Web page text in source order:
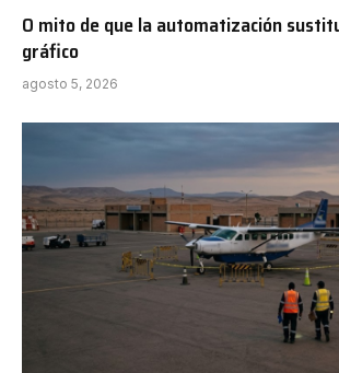
O mito de que la automatización
gráfico
agosto 5, 2026